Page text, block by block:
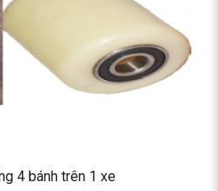
4 bánh trên 1 xe